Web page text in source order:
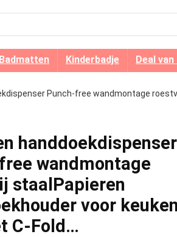
Badmatten Kinderbadje Deal van
Punch-free wandmontage
handdoekdispenser
wandmontage
staalPapieren
voor
C-Fold…